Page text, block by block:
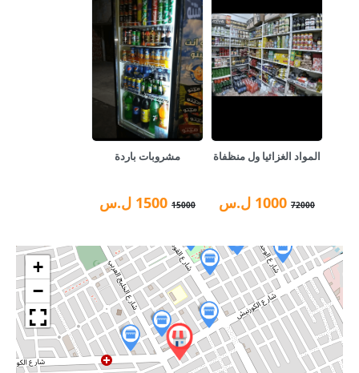
المواد الغزائيا ول منظفاة
72000
1000 ل.س
مشروبات باردة
15000
1500 ل.س
+
−